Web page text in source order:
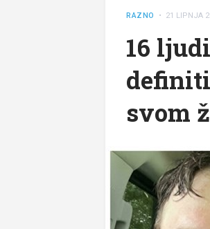
RAZNO • 21 LIPNJA
16
svom